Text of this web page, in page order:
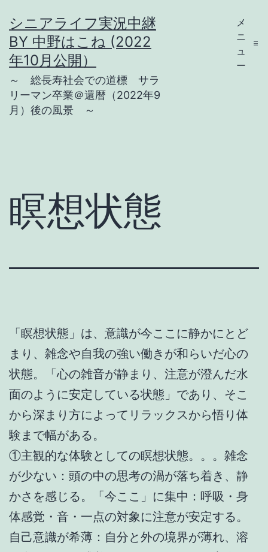
ン
テ
ン
へ
シニアライフ実況中継
BY 中野はこね (2022
年10月公開）
～ 総長寿社会での道標 サラ
リーマン卒業＠還暦（2022年9
月）後の風景 ～
メ
ニ
ュ
ー
瞑想状態
「瞑想状態」は、意識が今ここに静かにとど
まり、雑念や自我の強い働きが和らいだ心の
状態。「心の雑音が静まり、注意が澄んだ水
面のように安定している状態」であり、そこ
から深まり方によってリラックスから悟り体
験まで幅がある。
①主観的な体験としての瞑想状態。。。雑念
が少ない：頭の中の思考の渦が落ち着き、静
かさを感じる。「今ここ」に集中：呼吸・身
体感覚・音・一点の対象に注意が安定する。
自己意識が希薄：自分と外の境界が薄れ、溶